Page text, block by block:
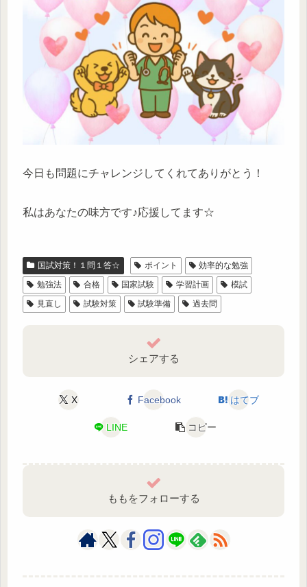
今日も問題にチャレンジしてくれてありがとう！
私はあなたの味方です♪応援してます☆
国試対策！１問１答☆ ポイント
効率的な勉強
勉強法
合格 国家試験 学習計画
模試
見直し
試験対策 試験準備 過去問
シェアする
X Facebook はてブ
LINE コピー
ももをフォローする